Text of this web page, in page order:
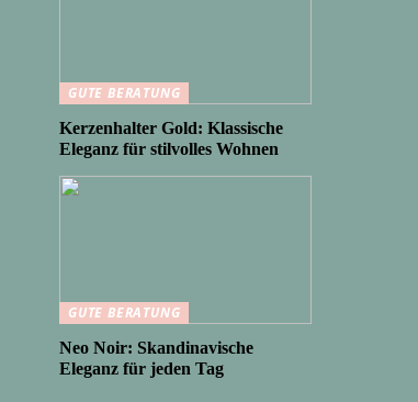
GUTE BERATUNG
Kerzenhalter Gold: Klassische
Eleganz für stilvolles Wohnen
GUTE BERATUNG
Neo Noir: Skandinavische
Eleganz für jeden Tag